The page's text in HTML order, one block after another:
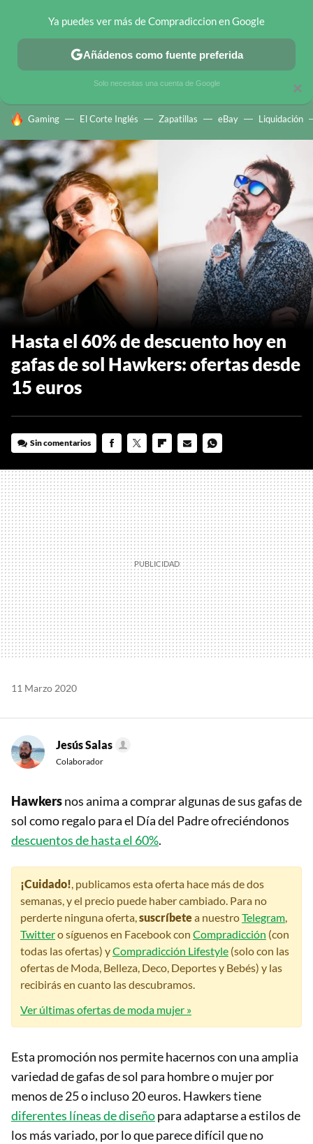
CHOLLOS TELEGRAM OFERTAS EN MÓVILES OFERTAS EN
HOY SE HABLA DE
Gaming El Corte Inglés Zapatillas eBay Liquidación
Hasta el 60% de descuento hoy en
gafas de sol Hawkers: ofertas desde
15 euros
Sin comentarios
MAIL
11 Marzo 2020
Jesús Salas
Colaborador
Hawkersnos anima a comprar algunas de sus gafas de
sol como regalo para el Día del Padre ofreciéndonos
descuentos de hasta el 60%.
¡Cuidado! , publicamos esta oferta hace más de dos
semanas, y el precio puede haber cambiado. Para no
perderte ninguna oferta, suscríbetea nuestroTelegram
Twittero síguenos en Facebook con Compradicción (con
todas las ofertas) yCompradicción Lifestyle (solo con las
ofertas de Moda, Belleza, Deco, Deportes y Bebés) y las
recibirás en cuanto las descubramos.
Ver últimas ofertas de moda mujer »
Esta promoción nos permite hacernos con una amplia
variedad de gafas de sol para hombre o mujer por
menos de 25 o incluso 20 euros. Hawkers tiene
diferentes líneas de diseñopara adaptarse a estilos de
los más variado, por lo que parece difícil que no
×
Ya puedes ver más de Compradiccion en Google
Añádenos como fuente preferida
Solo necesitas una cuenta de Google